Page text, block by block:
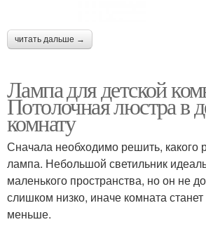
читать дальше →
Лампа для детской
Потолочная люстра в
комнату
Сначала необходимо решить, какого
лампа. Небольшой светильник
маленького пространства, но он не
слишком низко, иначе комната
меньше.